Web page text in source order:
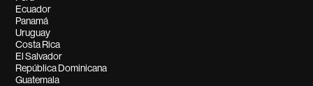
Ecuador
Panamá
Uruguay
Costa Rica
El Salvador
República Dominicana
Guatemala